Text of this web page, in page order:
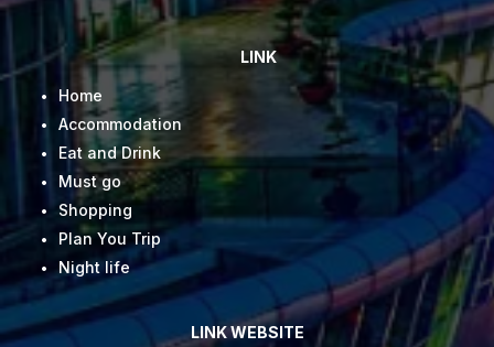
LINK
Home
Accommodation
Eat and Drink
Must go
Shopping
Plan You Trip
Night life
LINK WEBSITE